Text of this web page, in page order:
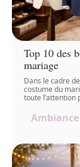
Top 10 des
mariage
Dans le cadre
costume du
toute l’attention
Ambiance